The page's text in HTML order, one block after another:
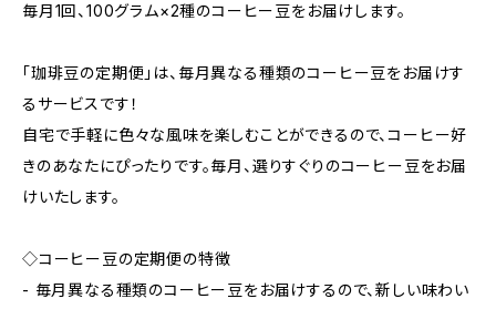
毎月1回、100グラム×2種のコーヒー豆をお届けします。
「珈琲豆の定期便」は、毎月異なる種類のコーヒー豆をお届けす
るサービスです！
自宅で手軽に色々な風味を楽しむことができるので、コーヒー好
きのあなたにぴったりです。毎月、選りすぐりのコーヒー豆をお届
けいたします。
◇コーヒー豆の定期便の特徴
- 毎月異なる種類のコーヒー豆をお届けするので、新しい味わい